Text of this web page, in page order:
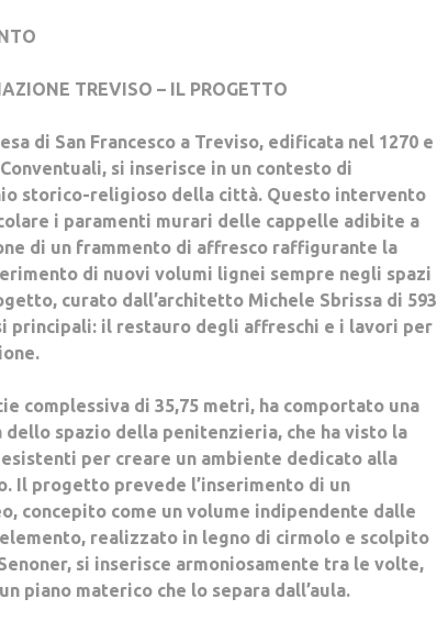
TREVISO – IL PROGETTO
di San Francesco a Treviso, edificata nel 1270 e
si inserisce in un contesto di
storico-religioso della città. Questo intervento
i paramenti murari delle cappelle adibite a
di un frammento di affresco raffigurante la
di nuovi volumi lignei sempre negli spazi
curato dall’architetto Michele Sbrissa di 593
principali: il restauro degli affreschi e i lavori per
complessiva di 35,75 metri, ha comportato una
spazio della penitenzieria, che ha visto la
per creare un ambiente dedicato alla
Il progetto prevede l’inserimento di un
concepito come un volume indipendente dalle
realizzato in legno di cirmolo e scolpito
si inserisce armoniosamente tra le volte,
piano materico che lo separa dall’aula.